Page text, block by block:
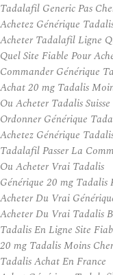
Tadalafil Generic Pas
Achetez Générique
Acheter Tadalafil Ligne
Quel Site Fiable Pour
Commander Générique
Achat 20 mg Tadalis
Ou Acheter Tadalis Suisse
Ordonner Générique
Achetez Générique
Tadalafil Passer La
Ou Acheter Vrai Tadalis
Générique 20 mg Tadalis
Acheter Du Vrai
Acheter Du Vrai Tadalis
Tadalis En Ligne Site
20 mg Tadalis Moins Cher
Tadalis Achat En France